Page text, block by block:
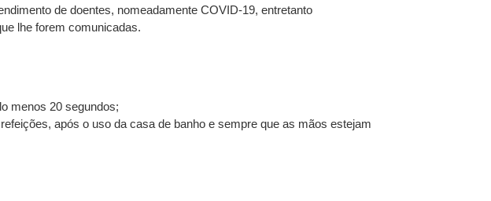
de doentes, nomeadamente COVID-19, entretanto
lhe forem comunicadas.
menos 20 segundos;
após o uso da casa de banho e sempre que as mãos estejam